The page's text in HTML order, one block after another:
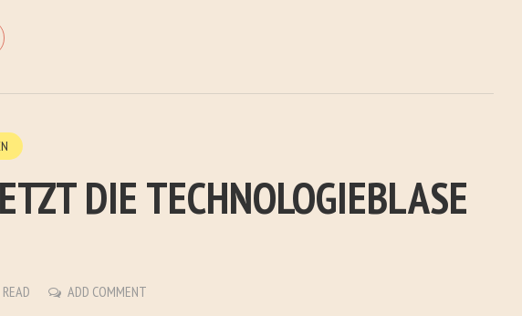
DIE TECHNOLOGIEBLASE
ADD COMMENT